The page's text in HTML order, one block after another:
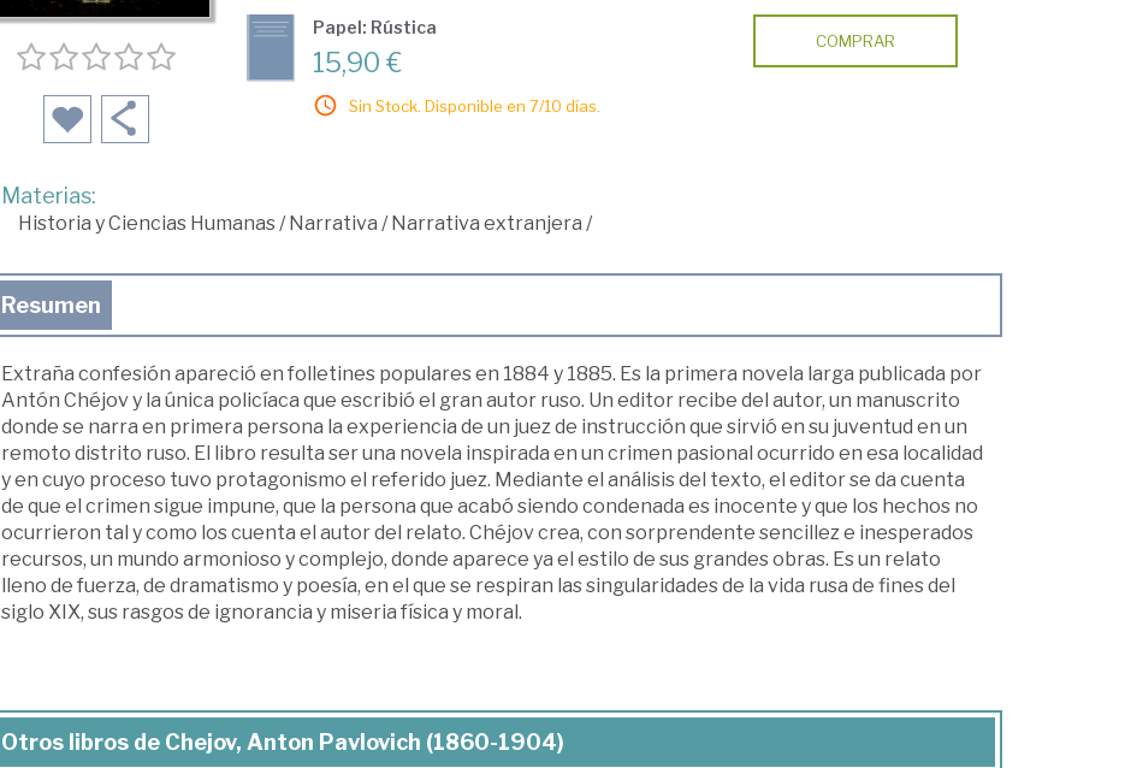
Papel: Rústica
15,90 €
Sin Stock. Disponible en 7/10 días.
COMPRAR
Materias:
Historia y Ciencias Humanas/Narrativa /Narrativa extranjera /
Resumen
Extraña confesión apareció en folletines populares en 1884 y 1885. Es la primera novela larga publicada por
Antón Chéjov y la única policíaca que escribió el gran autor ruso. Un editor recibe del autor, un manuscrito
donde se narra en primera persona la experiencia de un juez de instrucción que sirvió en su juventud en un
remoto distrito ruso. El libro resulta ser una novela inspirada en un crimen pasional ocurrido en esa localidad
y en cuyo proceso tuvo protagonismo el referido juez. Mediante el análisis del texto, el editor se da cuenta
de que el crimen sigue impune, que la persona que acabó siendo condenada es inocente y que los hechos no
ocurrieron tal y como los cuenta el autor del relato. Chéjov crea, con sorprendente sencillez e inesperados
recursos, un mundo armonioso y complejo, donde aparece ya el estilo de sus grandes obras. Es un relato
lleno de fuerza, de dramatismo y poesía, en el que se respiran las singularidades de la vida rusa de fines del
siglo XIX, sus rasgos de ignorancia y miseria física y moral.
Otros libros de Chejov, Anton Pavlovich (1860-1904)